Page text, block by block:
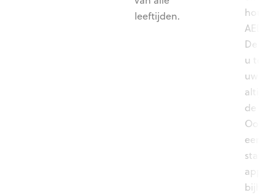
leeftijden.
AED-
De
u te
uw
altijd
de
Ook